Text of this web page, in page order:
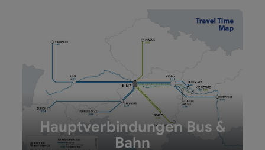
Hauptverbindungen Bus &
Bahn